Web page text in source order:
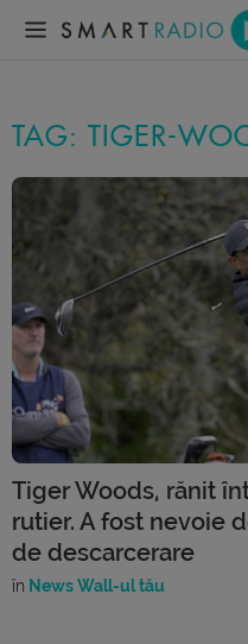
TAG: TIGER-
Tiger Woods, rănit
rutier. A fost nevoie
de descarcerare
în News Wall-ul tău